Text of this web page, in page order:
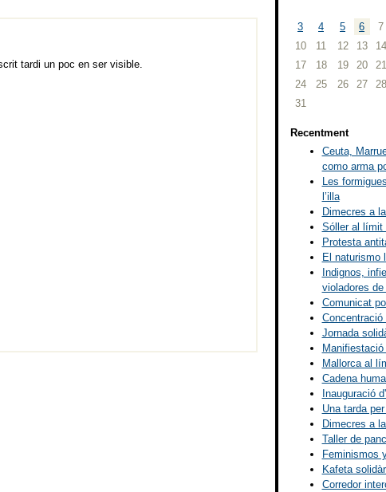
tardi un poc en ser visible.
3
4 5 6 7
10
11 12 13 14
17
18 19 20 21
24
25 26 27 28
31
Recentment
Ceuta,
como arma
Les
l’illa
Dimecres a
Sóller al límit
Protesta
El naturismo
Indignos,
violadores de
Comunicat
Concentració
Jornada
Mallorca al
Cadena
Inauguració
Una tarda
Dimecres a
Taller de
Feminismos
Kafeta
Corredor